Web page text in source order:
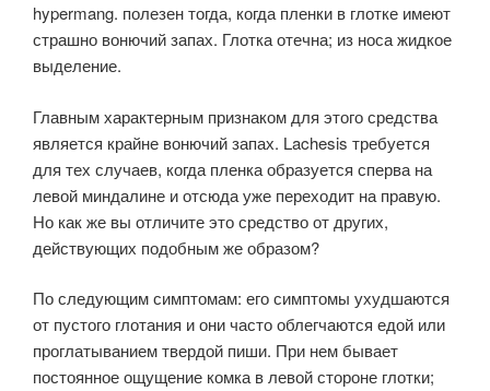
hypermang. полезен тогда, когда пленки в глотке имеют
страшно вонючий запах. Глотка отечна; из носа жидкое
выделение.
Главным характерным признаком для этого средства
является крайне вонючий запах. Lachesis требуется
для тех случаев, когда пленка образуется сперва на
левой миндалине и отсюда уже переходит на правую.
Но как же вы отличите это средство от других,
действующих подобным же образом?
По следующим симптомам: его симптомы ухудшаются
от пустого глотания и они часто облегчаются едой или
проглатыванием твердой пиши. При нем бывает
постоянное ощущение комка в левой стороне глотки;